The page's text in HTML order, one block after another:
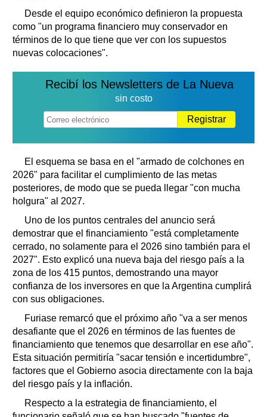
Desde el equipo económico definieron la propuesta
como "un programa financiero muy conservador en
términos de lo que tiene que ver con los supuestos
nuevas colocaciones".
Recibí los Newsletters de La Nueva
sin costo
Registrar
El esquema se basa en el "armado de colchones en
2026" para facilitar el cumplimiento de las metas
posteriores, de modo que se pueda llegar "con mucha
holgura" al 2027.
Uno de los puntos centrales del anuncio será
demostrar que el financiamiento "está completamente
cerrado, no solamente para el 2026 sino también para el
2027". Esto explicó una nueva baja del riesgo país a la
zona de los 415 puntos, demostrando una mayor
confianza de los inversores en que la Argentina cumplirá
con sus obligaciones.
Furiase remarcó que el próximo año "va a ser menos
desafiante que el 2026 en términos de las fuentes de
financiamiento que tenemos que desarrollar en ese año".
Esta situación permitiría "sacar tensión e incertidumbre",
factores que el Gobierno asocia directamente con la baja
del riesgo país y la inflación.
Respecto a la estrategia de financiamiento, el